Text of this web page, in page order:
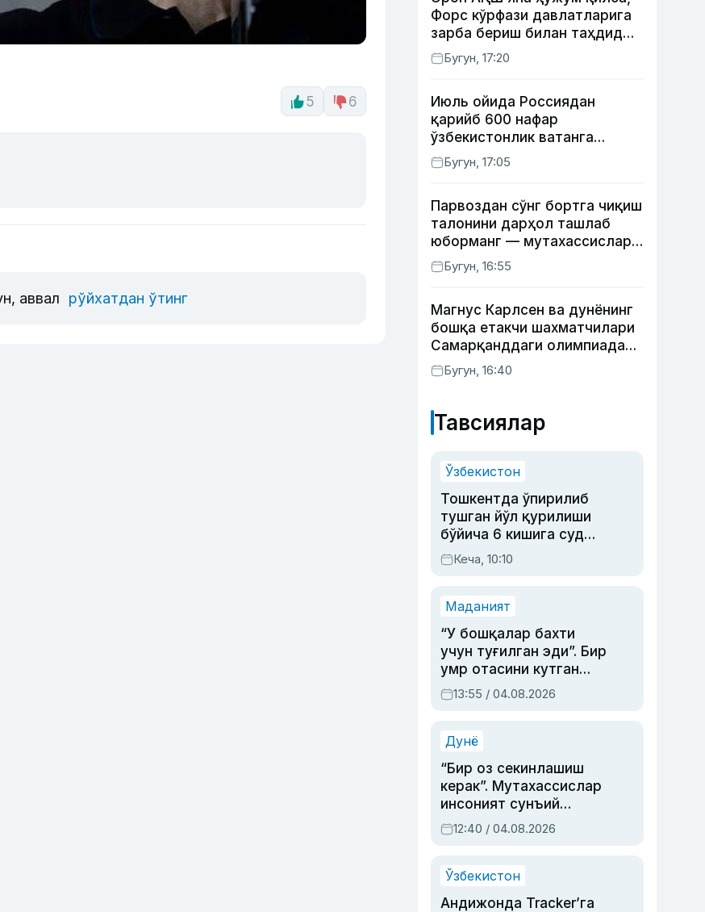
5 6
аввал рўйхатдан ўтинг
Форс кўрфази давлатларига
зарба бериш билан таҳдид
қилди
Бугун, 17:20
Июль ойида Россиядан
қарийб 600 нафар
ўзбекистонлик ватанга
қайтарилди
Бугун, 17:05
Парвоздан сўнг бортга чиқиш
талонини дарҳол ташлаб
юборманг — мутахассислар
бунинг сабабини тушунтирди
Бугун, 16:55
Магнус Карлсен ва дунёнинг
бошқа етакчи шахматчилари
Самарқанддаги олимпиадани
ўтказиб юборади
Бугун, 16:40
Тавсиялар
Ўзбекистон
Тошкентда ўпирилиб
тушган йўл қурилиши
бўйича 6 кишига суд
ҳукми ўқилди
Кеча, 10:10
Маданият
“У бошқалар бахти
учун туғилган эди”. Бир
умр отасини кутган
актриса ва дубльяж
устаси Римма
синовларга тўла ҳаёти
13:55 / 04.08.2026
Дунё
“Бир оз секинлашиш
керак”. Мутахассислар
инсоният сунъий
интеллектни бошқара
олмай қолишидан
12:40 / 04.08.2026
Ўзбекистон
Андижонда Tracker’га